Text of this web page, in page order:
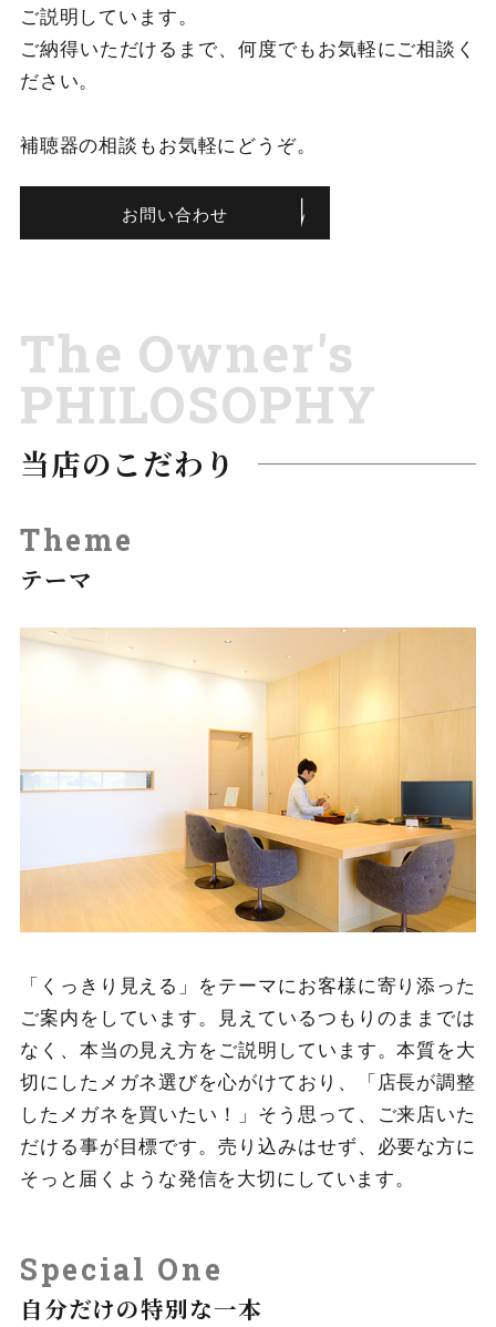
ご説明しています。
ご納得いただけるまで、何度でもお気軽にご相談く
ださい。
補聴器の相談もお気軽にどうぞ。
お問い合わせ
The Owner's
PHILOSOPHY
当店のこだわり
Theme
テーマ
「くっきり見える」をテーマにお客様に寄り添った
ご案内をしています。見えているつもりのままでは
なく、本当の見え方をご説明しています。本質を大
切にしたメガネ選びを心がけており、「店長が調整
したメガネを買いたい！」そう思って、ご来店いた
だける事が目標です。売り込みはせず、必要な方に
そっと届くような発信を大切にしています。
Special One
自分だけの特別な一本